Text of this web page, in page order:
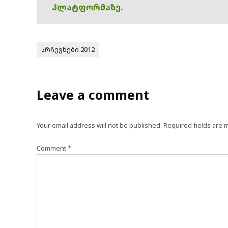
პლატფორმაზე.
არჩევნები 2012
Leave a comment
Your email address will not be published. Required fields are
Comment*